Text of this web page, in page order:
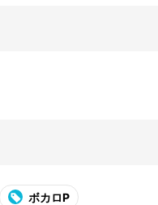
ボカロP